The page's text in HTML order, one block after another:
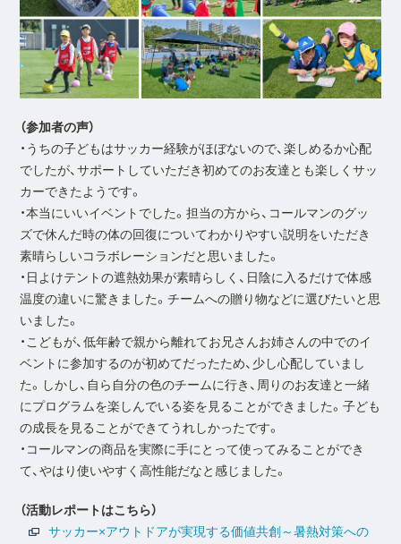
（参加者の声）
・うちの子どもはサッカー経験がほぼないので、楽しめるか心配
でしたが、サポートしていただき初めてのお友達とも楽しくサッ
カーできたようです。
・本当にいいイベントでした。担当の方から、コールマンのグッ
ズで休んだ時の体の回復についてわかりやすい説明をいただき
素晴らしいコラボレーションだと思いました。
・日よけテントの遮熱効果が素晴らしく、日陰に入るだけで体感
温度の違いに驚きました。チームへの贈り物などに選びたいと思
いました。
・こどもが、低年齢で親から離れてお兄さんお姉さんの中でのイ
ベントに参加するのが初めてだったため、少し心配していまし
た。しかし、自ら自分の色のチームに行き、周りのお友達と一緒
にプログラムを楽しんでいる姿を見ることができました。子ども
の成長を見ることができてうれしかったです。
・コールマンの商品を実際に手にとって使ってみることができ
て、やはり使いやすく高性能だなと感じました。
（活動レポートはこちら）
サッカー×アウトドアが実現する価値共創～暑熱対策への